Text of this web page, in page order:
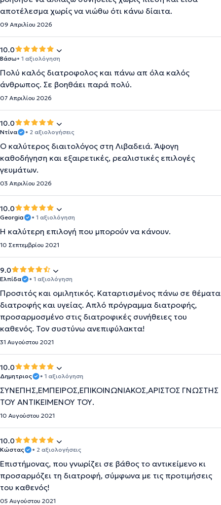
αποτέλεσμα χωρίς να νιώθω ότι κάνω δίαιτα.
09 Απριλίου 2026
10.0
Βάσω• 1 αξιολόγηση
Πολύ καλός διατροφολος και πάνω απ όλα καλός
άνθρωπος. Σε βοηθάει παρά πολύ.
07 Απριλίου 2026
10.0
Ντίνα • 2 αξιολογήσεις
Ο καλύτερος διαιτολόγος στη Λιβαδειά. Άψογη
καθοδήγηση και εξαιρετικές, ρεαλιστικές επιλογές
γευμάτων.
03 Απριλίου 2026
10.0
Georgia • 1 αξιολόγηση
Η καλύτερη επιλογή που μπορούν να κάνουν.
10 Σεπτεμβρίου 2021
9.0
Ελπίδα • 1 αξιολόγηση
Προσιτός και ομιλητικός. Καταρτισμένος πάνω σε θέματα
διατροφής και υγείας. Απλό πρόγραμμα διατροφής,
προσαρμοσμένο στις διατροφικές συνήθειες του
καθενός. Τον συστύνω ανεπιφύλακτα!
31 Αυγούστου 2021
10.0
Δημητριος • 1 αξιολόγηση
ΣΥΝΕΠΗΣ,ΕΜΠΕΙΡΟΣ,ΕΠΙΚΟΙΝΩΝΙΑΚΟΣ,ΑΡΙΣΤΟΣ ΓΝΩΣΤΗΣ
ΤΟΥ ΑΝΤΙΚΕΙΜΕΝΟΥ ΤΟΥ.
10 Αυγούστου 2021
10.0
Κώστας • 2 αξιολογήσεις
Επιστήμονας, που γνωρίζει σε βάθος το αντικείμενο κι
προσαρμόζει τη διατροφή, σύμφωνα με τις προτιμήσεις
του καθενός!
05 Αυγούστου 2021